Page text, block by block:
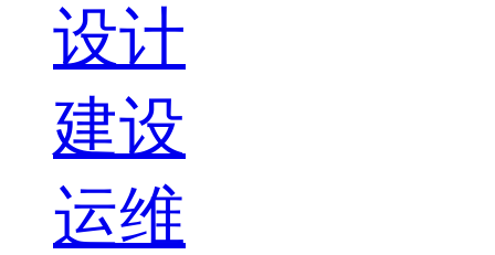
设计
建设
运维